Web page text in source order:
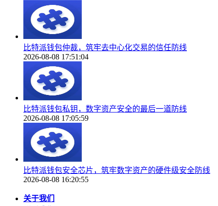
比特派钱包仲裁，筑牢去中心化交易的信任防线
2026-08-08 17:51:04
比特派钱包私钥，数字资产安全的最后一道防线
2026-08-08 17:05:59
比特派钱包安全芯片，筑牢数字资产的硬件级安全防线
2026-08-08 16:20:55
关于我们